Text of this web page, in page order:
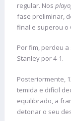
regular. Nos
fase preliminar,
final e superou o
Por fim, perdeu
Stanley por 4-1.
Posteriormente,
temida e difícil
equilibrado, a
detonar o seu